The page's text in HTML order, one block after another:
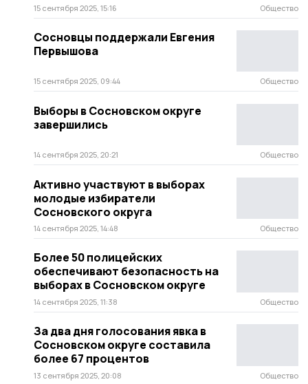
15 сентября 2025, 15:16 Общество
Сосновцы поддержали Евгения
Первышова
15 сентября 2025, 09:44 Общество
Выборы в Сосновском округе
завершились
14 сентября 2025, 20:21 Общество
Активно участвуют в выборах
молодые избиратели
Сосновского округа
14 сентября 2025, 14:48 Общество
Более 50 полицейских
обеспечивают безопасность на
выборах в Сосновском округе
14 сентября 2025, 11:38 Общество
За два дня голосования явка в
Сосновском округе составила
более 67 процентов
13 сентября 2025, 20:08 Общество